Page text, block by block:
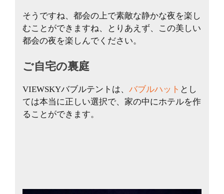
そうですね、都会の上で素敵な静かな夜を楽し
むことができますね、とりあえず、この美しい
都会の夜を楽しんでください。
ご自宅の裏庭
VIEWSKYバブルテントは、 バブルハット とし
ては本当に正しい選択で、家の中にホテルを作
ることができます。